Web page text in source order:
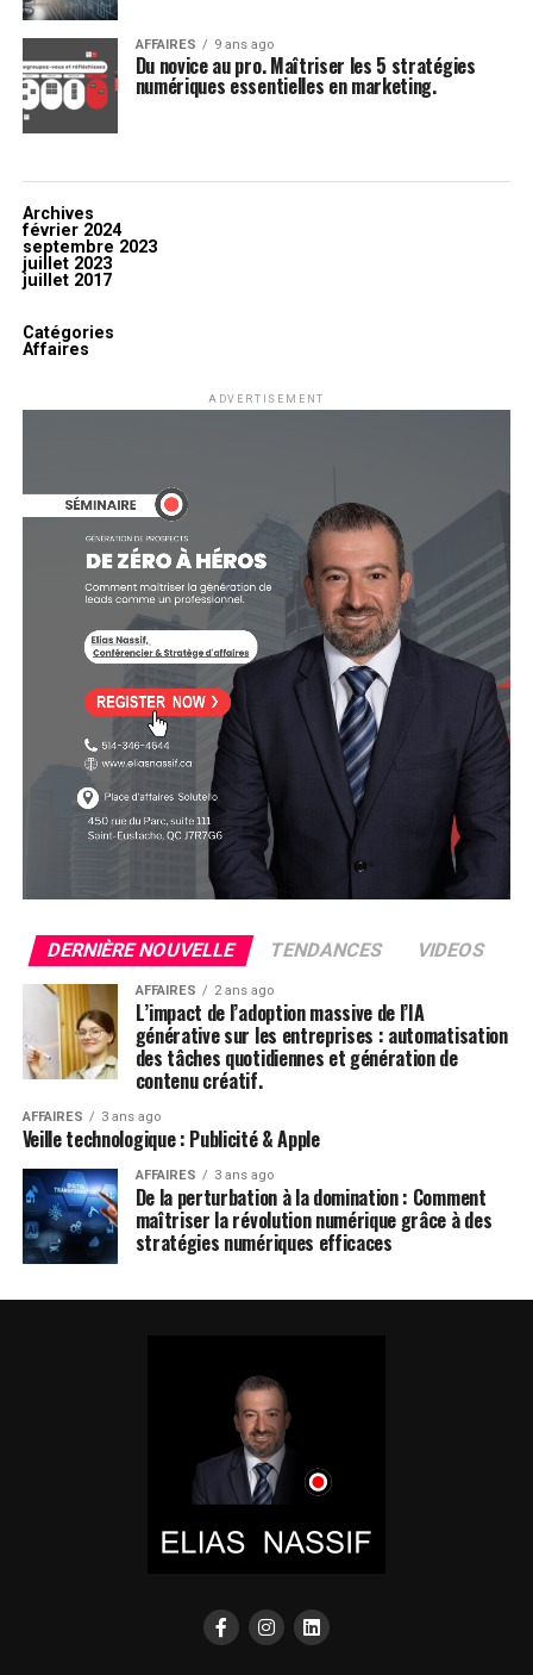
AFFAIRES 9 ans ago
Du novice au pro. Maîtriser les 5 stratégies
numériques essentielles en marketing.
Archives
février 2024
septembre 2023
juillet 2023
juillet 2017
Catégories
Affaires
ADVERTISEMENT
DERNIÈRE NOUVELLE TENDANCES VIDEOS
AFFAIRES 2 ans ago
L’impact de l’adoption massive de l’IA
générative sur les entreprises : automatisation
des tâches quotidiennes et génération de
contenu créatif.
AFFAIRES 3 ans ago
Veille technologique : Publicité & Apple
AFFAIRES 3 ans ago
De la perturbation à la domination : Comment
maîtriser la révolution numérique grâce à des
stratégies numériques efficaces